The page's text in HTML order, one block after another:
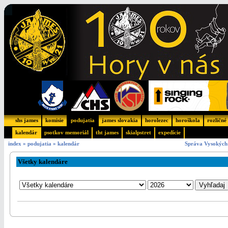
shs james komisie podujatia james slovakia horolezec horoškola rozličné
kalendár psotkov memoriál tht james skialpstret
expedície
index » podujatia » kalendár Správa
Všetky kalendáre